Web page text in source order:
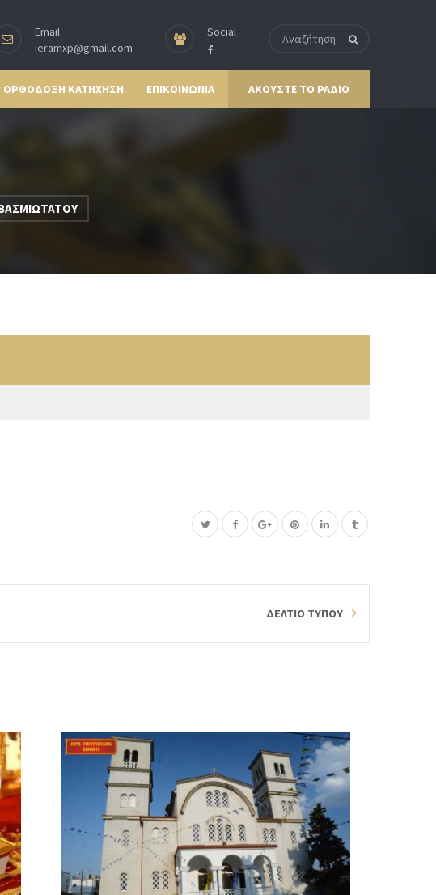
Email
ieramxp@gmail.com
Social
ΟΡΘΟΔΟΞΗ ΚΑΤΗΧΗΣΗ ΕΠΙΚΟΙΝΩΝΙΑ ΑΚΟΥΣΤΕ ΤΟ ΡΑΔΙΟ
ΔΕΛΤΙΟ ΤΥΠΟΥ